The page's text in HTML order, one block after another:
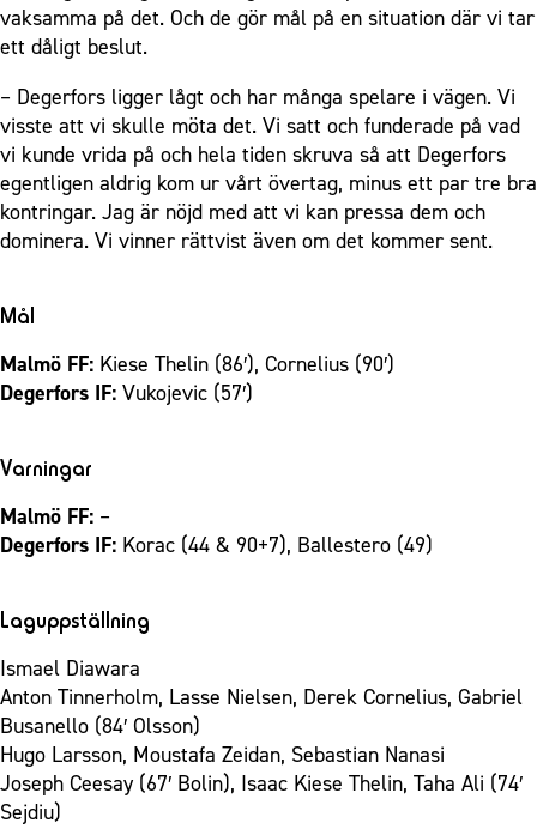
vaksamma på det. Och de gör mål på en situation där vi tar
ett dåligt beslut.
– Degerfors ligger lågt och har många spelare i vägen. Vi
visste att vi skulle möta det. Vi satt och funderade på vad
vi kunde vrida på och hela tiden skruva så att Degerfors
egentligen aldrig kom ur vårt övertag, minus ett par tre bra
kontringar. Jag är nöjd med att vi kan pressa dem och
dominera. Vi vinner rättvist även om det kommer sent.
Mål
Malmö FF: Kiese Thelin (86′), Cornelius (90′)
Degerfors IF: Vukojevic (57′)
Varningar
Malmö FF: –
Degerfors IF: Korac (44 & 90+7), Ballestero (49)
Laguppställning
Ismael Diawara
Anton Tinnerholm, Lasse Nielsen, Derek Cornelius, Gabriel
Busanello (84′ Olsson)
Hugo Larsson, Moustafa Zeidan, Sebastian Nanasi
Joseph Ceesay (67′ Bolin), Isaac Kiese Thelin, Taha Ali (74′
Sejdiu)